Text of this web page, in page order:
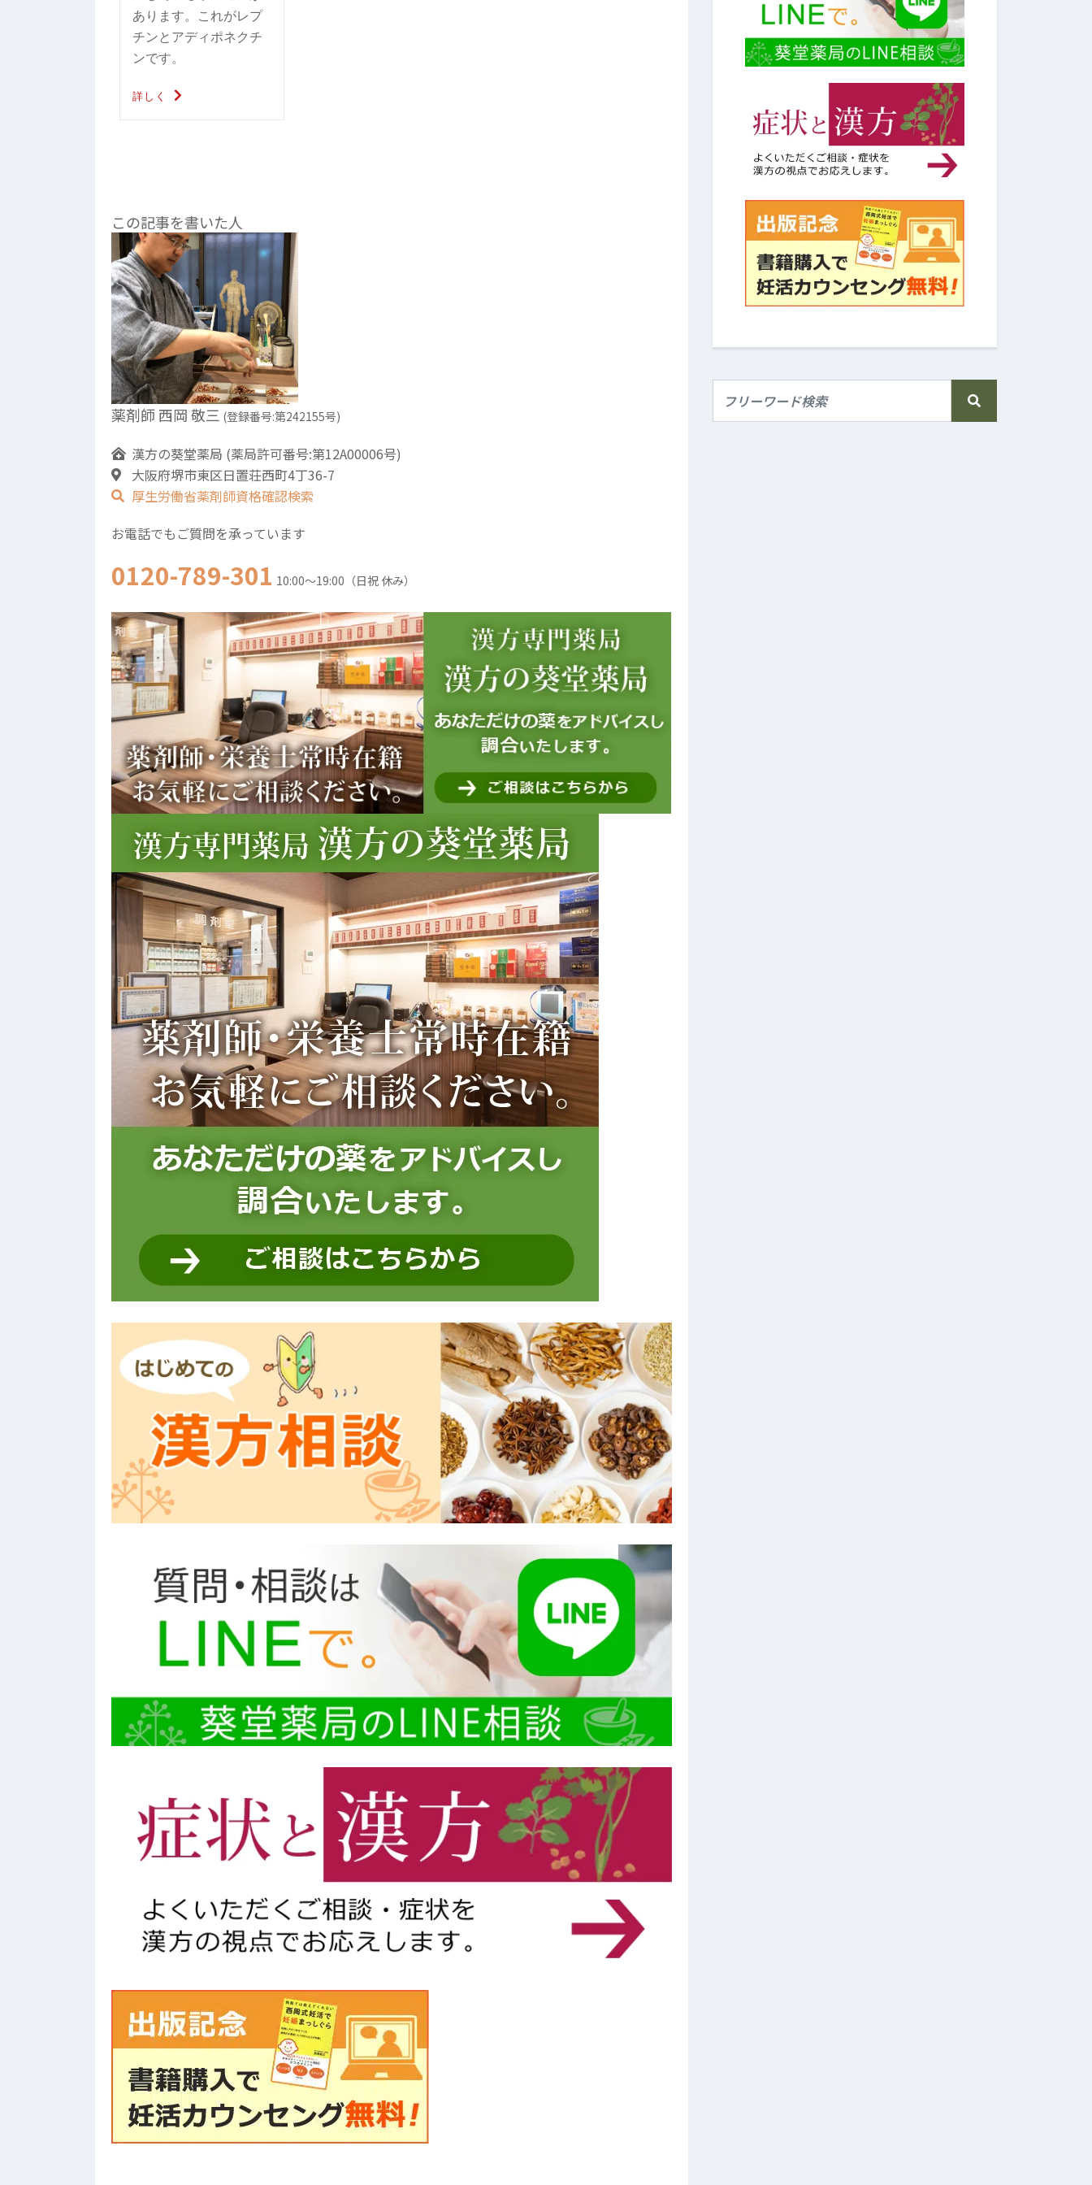
あります。これがレプ
チンとアディポネクチ
ンです。
詳しく
この記事を書いた人
薬剤師 西岡 敬三 (登録番号:第242155号)
漢方の葵堂薬局 (薬局許可番号:第12A00006号)
大阪府堺市東区日置荘西町4丁36-7
厚生労働省薬剤師資格確認検索
お電話でもご質問を承っています
0120-789-301 10:00～19:00（日祝 休み）